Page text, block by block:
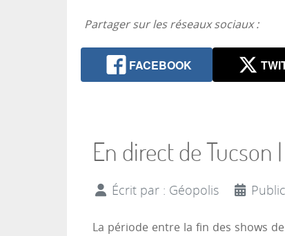
Partager sur les réseaux sociaux :
FACEBOOK
En direct de Tucson
Écrit par : Géopolis
La période entre la fin des shows